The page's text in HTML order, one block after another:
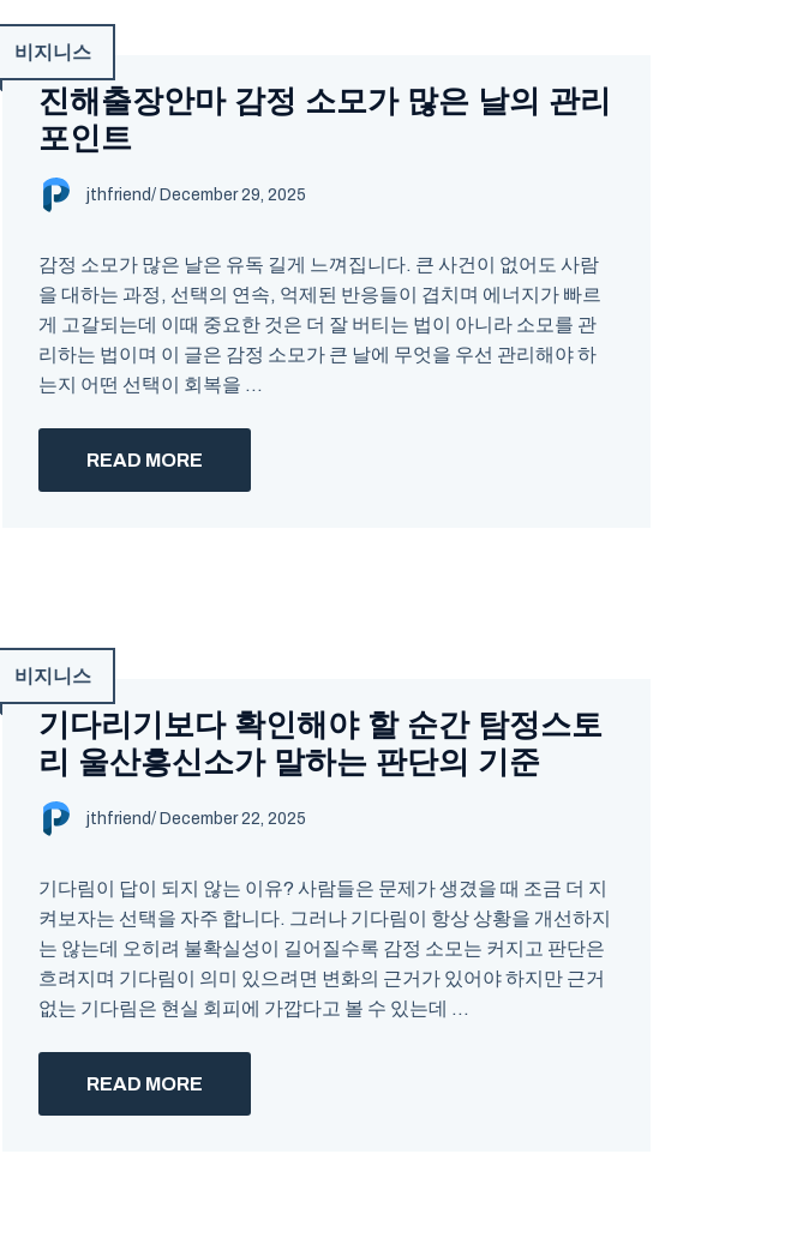
비지니스
진해출장안마 감정 소모가 많은 날의 관리
포인트
jthfriend/ December 29, 2025
감정 소모가 많은 날은 유독 길게 느껴집니다. 큰 사건이 없어도 사람
을 대하는 과정, 선택의 연속, 억제된 반응들이 겹치며 에너지가 빠르
게 고갈되는데 이때 중요한 것은 더 잘 버티는 법이 아니라 소모를 관
리하는 법이며 이 글은 감정 소모가 큰 날에 무엇을 우선 관리해야 하
는지 어떤 선택이 회복을 ...
READ MORE
비지니스
기다리기보다 확인해야 할 순간 탐정스토
리 울산흥신소가 말하는 판단의 기준
jthfriend/ December 22, 2025
기다림이 답이 되지 않는 이유? 사람들은 문제가 생겼을 때 조금 더 지
켜보자는 선택을 자주 합니다. 그러나 기다림이 항상 상황을 개선하지
는 않는데 오히려 불확실성이 길어질수록 감정 소모는 커지고 판단은
흐려지며 기다림이 의미 있으려면 변화의 근거가 있어야 하지만 근거
없는 기다림은 현실 회피에 가깝다고 볼 수 있는데 ...
READ MORE